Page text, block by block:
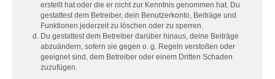
erstellt hat oder die er nicht zur Kenntnis genommen hat. Du
gestattest dem Betreiber, dein Benutzerkonto, Beiträge und
Funktionen jederzeit zu löschen oder zu sperren.
Du gestattest dem Betreiber darüber hinaus, deine Beiträge
abzuändern, sofern sie gegen o. g. Regeln verstoßen oder
geeignet sind, dem Betreiber oder einem Dritten Schaden
zuzufügen.